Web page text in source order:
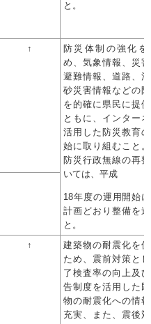
と。
↑
防災体制の強化を
め、気象情報、災
避難情報、道路、
砂災害情報などの
を的確に県民に提
ともに、インター
活用した防災教育
始に取り組むこと
防災行政無線の再
いては、平成
18年度の運用開始
計画どおり整備を
と。
↑
建築物の耐震化を
ため、震前対策と
了検査率の向上及
告制度を活用した
物の耐震化への情
充実、また、震後